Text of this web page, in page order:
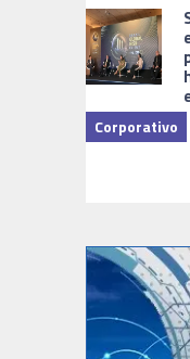
Corporativo